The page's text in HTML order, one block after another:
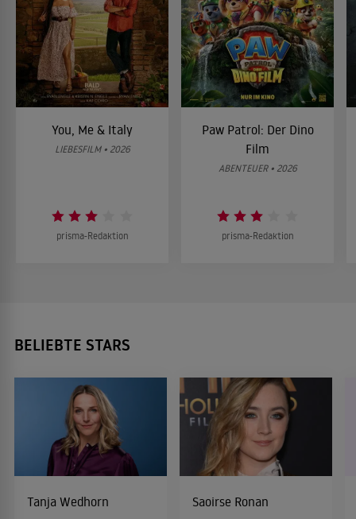
You, Me & Italy
LIEBESFILM • 2026
prisma-Redaktion
Paw Patrol: Der Dino
Film
ABENTEUER • 2026
prisma-Redaktion
BELIEBTE STARS
Tanja Wedhorn Saoirse Ronan